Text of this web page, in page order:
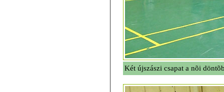
Két újszászi csapat a nõi